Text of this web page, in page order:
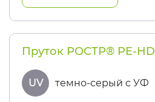
Пруток РОСТР® PE-HD
UV темно-серый с УФ